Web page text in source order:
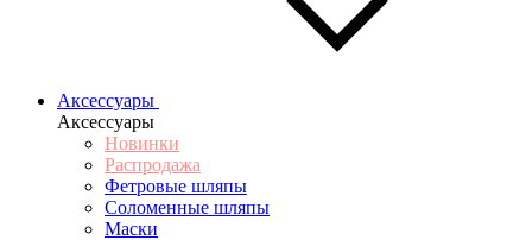
Аксессуары
Аксессуары
Новинки
Распродажа
Фетровые шляпы
Соломенные шляпы
Маски